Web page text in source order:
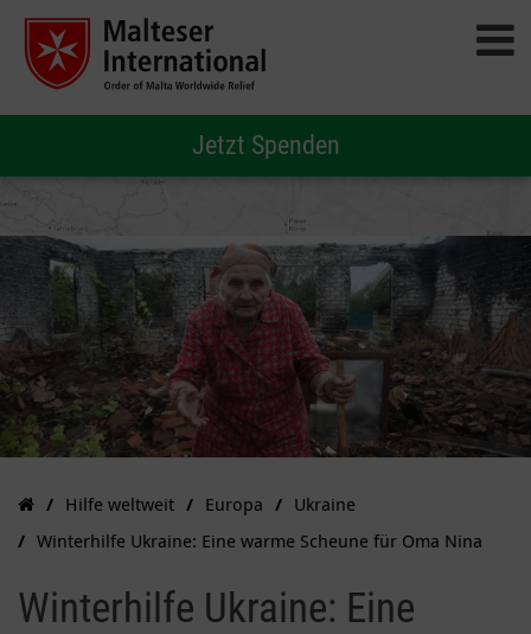
Jetzt Spenden
Hilfe weltweit Europa
Ukraine
Winterhilfe Ukraine: Eine warme Scheune für Oma Nina
Winterhilfe Ukraine: Eine